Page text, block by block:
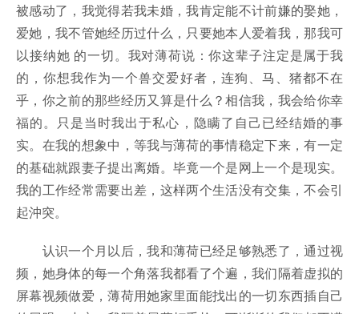
被感动了，我觉得若我未婚，我肯定能不计前嫌的娶她，
爱她，我不管她经历过什么，只要她本人爱着我，那我可
以接纳她 的一切。我对薄荷说：你这辈子注定是属于我
的，你想我作为一个兽交爱好者，连狗、马、猪都不在
乎，你之前的那些经历又算是什么？相信我，我会给你幸
福的。只是当时我出于私心，隐瞒了自己已经结婚的事
实。在我的想象中，等我与薄荷的事情稳定下来，有一定
的基础就跟妻子提出离婚。毕竟一个是网上一个是现实。
我的工作经常需要出差，这样两个生活没有交集，不会引
起沖突。
认识一个月以后，我和薄荷已经足够熟悉了，通过视
频，她身体的每一个角落我都看了个遍，我们隔着虚拟的
屏幕视频做爱，薄荷用她家里面能找出的一切东西插自己